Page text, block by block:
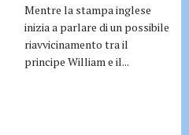
Mentre la stampa inglese
inizia a parlare di un possibile
riavvicinamento tra il
principe William e il...